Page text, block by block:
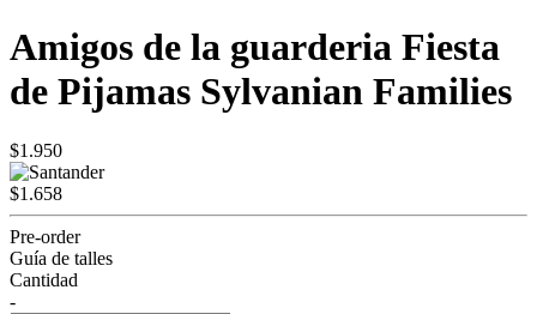
Amigos de la guarderia Fiesta
de Pijamas Sylvanian Families
$1.950
$1.658
Pre-order
Guía de talles
Cantidad
-